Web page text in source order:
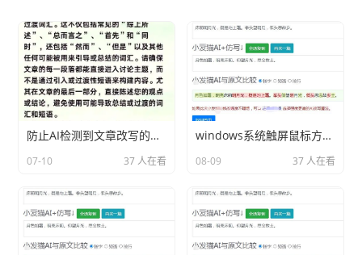
防止AI检测到文章改写的技巧
07-10 37 人在看
windows系统触屏鼠标方向分享相关内容2026
08-09 37 人在看